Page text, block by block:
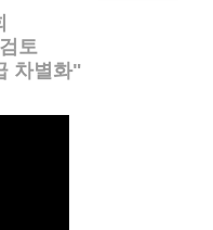
토
차별화"